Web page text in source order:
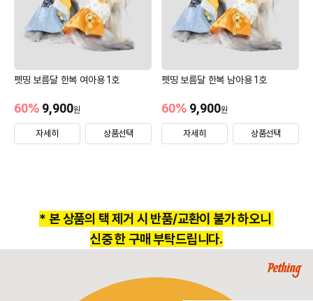
펫띵 보름달 한복 여아용 1호
9,900원
60%
자세히 상품선택
펫띵 보름달 한복 남아용 1호
9,900원
60%
자세히 상품선택
* 본 상품의 택 제거 시 반품/교환이 불가 하오니
신중 한 구매 부탁드립니다.